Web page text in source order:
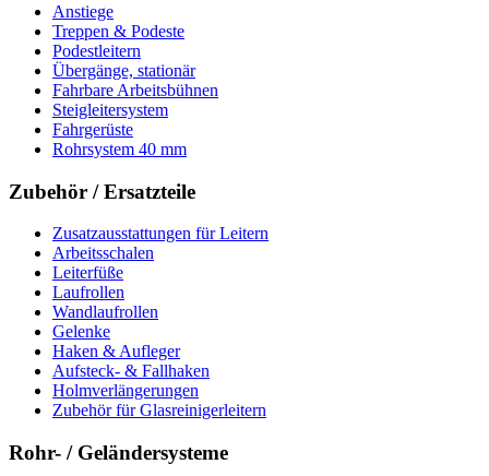
Anstiege
Treppen & Podeste
Podestleitern
Übergänge, stationär
Fahrbare Arbeitsbühnen
Steigleitersystem
Fahrgerüste
Rohrsystem 40 mm
Zubehör / Ersatzteile
Zusatzausstattungen für Leitern
Arbeitsschalen
Leiterfüße
Laufrollen
Wandlaufrollen
Gelenke
Haken & Aufleger
Aufsteck- & Fallhaken
Holmverlängerungen
Zubehör für Glasreinigerleitern
Rohr- / Geländersysteme